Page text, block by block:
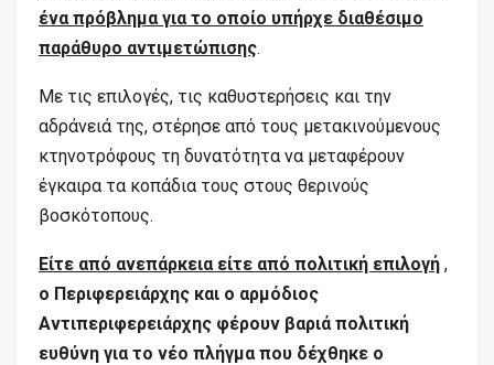
ένα πρόβλημα για το οποίο υπήρχε διαθέσιμο
παράθυρο αντιμετώπισης.
Με τις επιλογές, τις καθυστερήσεις και την
αδράνειά της, στέρησε από τους μετακινούμενους
κτηνοτρόφους τη δυνατότητα να μεταφέρουν
έγκαιρα τα κοπάδια τους στους θερινούς
βοσκότοπους.
Είτε από ανεπάρκεια είτε από πολιτική επιλογή ,
ο Περιφερειάρχης και ο αρμόδιος
Αντιπεριφερειάρχης φέρουν βαριά πολιτική
ευθύνη για το νέο πλήγμα που δέχθηκε ο